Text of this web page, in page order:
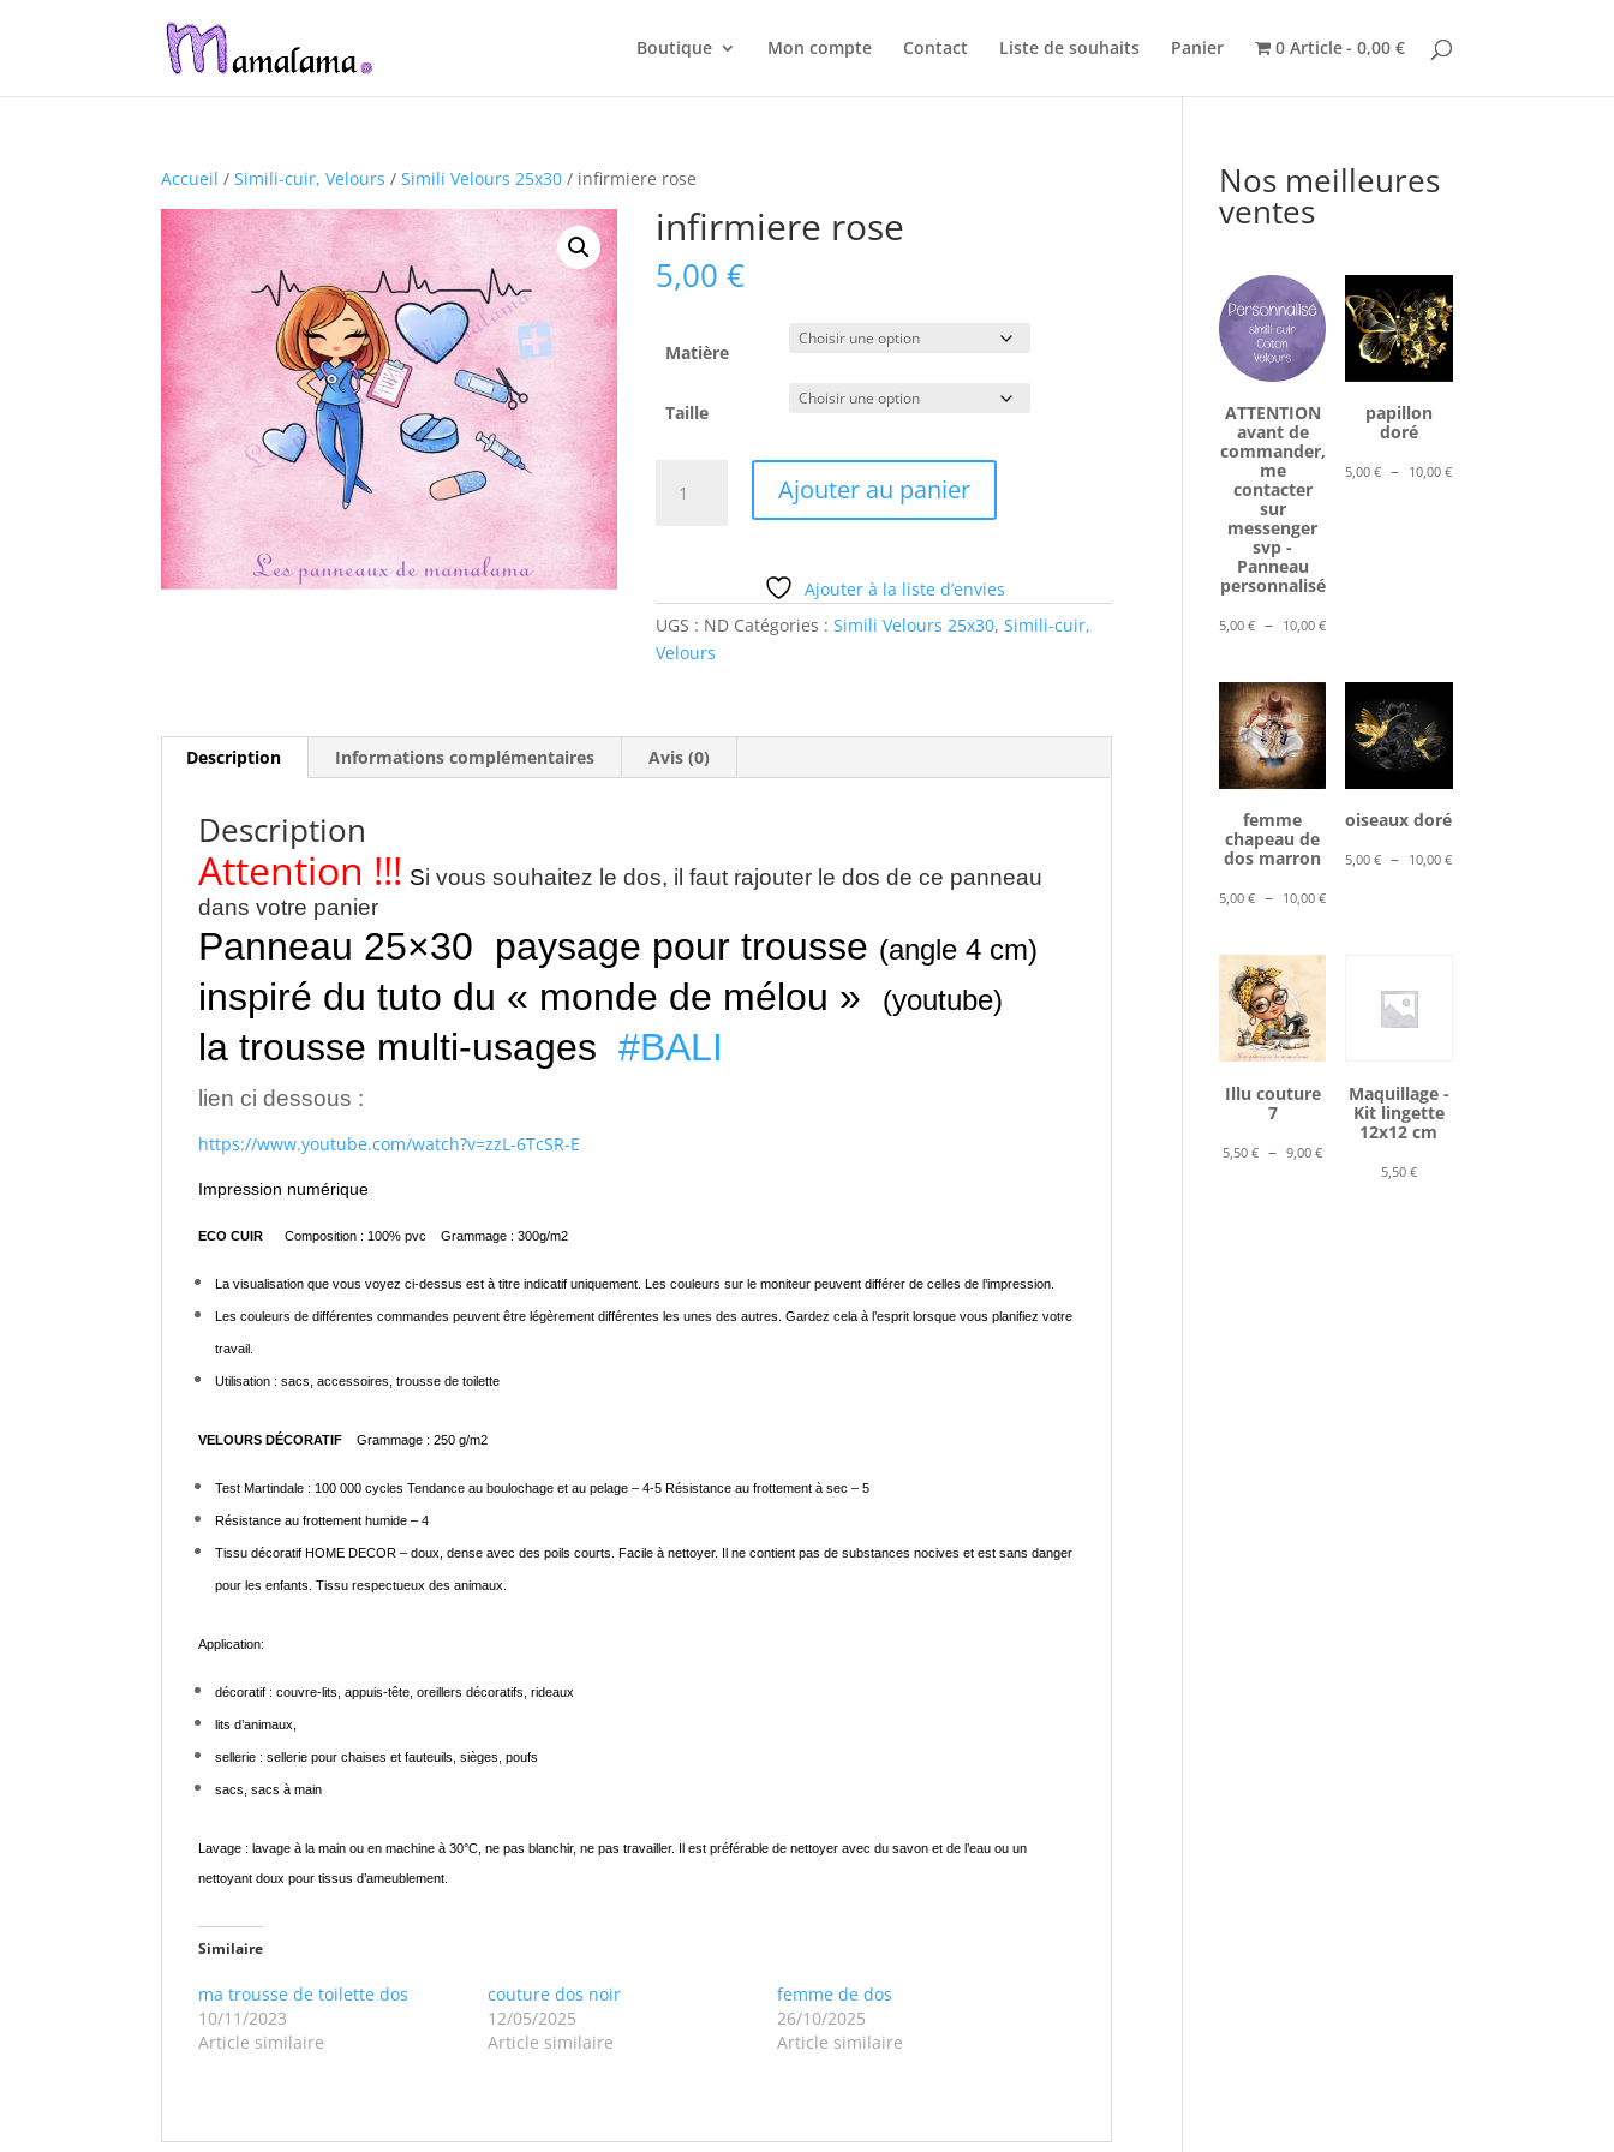
Boutique Mon compte Contact Liste de souhaits Panier 0 Article 0,00 €
Accueil /Simili-cuir, Velours /Simili Velours 25x30 / infirmiere rose
infirmiere rose
5,00€
Matière
Taille
Ajouter au panier
Ajouter à la liste d’envies
UGS : ND Catégories :Simili Velours 25x30,Simili-cuir,
Velours
Description Informations complémentaires Avis (0)
Description
Attention !!! Si vous souhaitez le dos, il faut rajouter le dos de ce panneau
dans votre panier
Panneau 25×30 paysage pour trousse (angle 4 cm)
inspiré du tuto du « monde de mélou » (youtube)
la trousse multi-usages #BALI
lien ci dessous :
https://www.youtube.com/watch?v=zzL-6TcSR-E
Impression numérique
ECO CUIRComposition : 100% pvc Grammage : 300g/m2
La visualisation que vous voyez ci-dessus est à titre indicatif uniquement. Les couleurs sur le moniteur peuvent différer de celles de l’impression.
Les couleurs de différentes commandes peuvent être légèrement différentes les unes des autres. Gardez cela à l’esprit lorsque vous planifiez votre
travail.
Utilisation : sacs, accessoires, trousse de toilette
VELOURS DÉCORATIFGrammage : 250 g/m2
Test Martindale : 100 000 cycles Tendance au boulochage et au pelage – 4-5 Résistance au frottement à sec – 5
Résistance au frottement humide – 4
Tissu décoratif HOME DECOR – doux, dense avec des poils courts. Facile à nettoyer. Il ne contient pas de substances nocives et est sans danger
pour les enfants. Tissu respectueux des animaux.
Application:
décoratif : couvre-lits, appuis-tête, oreillers décoratifs, rideaux
lits d’animaux,
sellerie : sellerie pour chaises et fauteuils, sièges, poufs
sacs, sacs à main
Lavage : lavage à la main ou en machine à 30°C, ne pas blanchir, ne pas travailler. Il est préférable de nettoyer avec du savon et de l’eau ou un
nettoyant doux pour tissus d’ameublement.
Similaire
ma trousse de toilette dos
10/11/2023
Article similaire
couture dos noir
12/05/2025
Article similaire
femme de dos
26/10/2025
Article similaire
Nos meilleures
ventes
ATTENTION
avant de
commander,
me
contacter
sur
messenger
svp -
Panneau
personnalisé
5,00€ – 10,00€Plage
prix :
5,00 €
10,00 €
papillon
doré
5,00€ – 10,00€Plage
femme
chapeau de
dos marron
5,00€ – 10,00€Plage
prix :
10,00 €
oiseaux doré
5,00€ – 10,00€Plage
Illu couture
7
5,50€ – 9,00€Plage
Maquillage -
Kit lingette
12x12 cm
5,50 €